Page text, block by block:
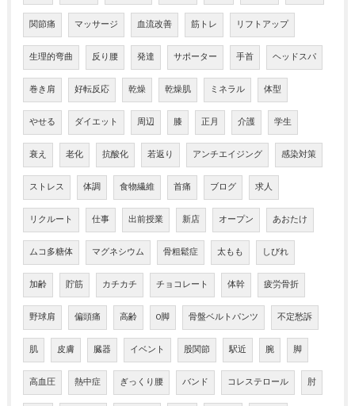
関節痛 マッサージ 血流改善 筋トレ リフトアップ
生理的弯曲 反り腰 発達 サポーター 手首 ヘッドスパ
巻き肩 好転反応 乾燥 乾燥肌 ミネラル 体型
やせる ダイエット 周辺 膝 正月 介護 学生
衰え 老化 抗酸化 若返り アンチエイジング 感染対策
ストレス 体調 食物繊維 首痛 ブログ 求人
リクルート 仕事 出前授業 新店 オープン あおたけ
ムコ多糖体 マグネシウム 骨粗鬆症 太もも しびれ
加齢 貯筋 カチカチ チョコレート 体幹 疲労骨折
野球肩 偏頭痛 高齢 O脚 骨盤ベルトパンツ 不定愁訴
肌 皮膚 臓器 イベント 股関節 駅近 腕 脚
高血圧 熱中症 ぎっくり腰 バンド コレステロール 肘